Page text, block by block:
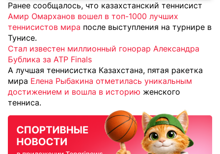
Ранее сообщалось, что казахстанский теннисист
Амир Омарханов вошел в топ-1000 лучших
теннисистов мира после выступления на турнире в
Тунисе.
Стал известен миллионный гонорар Александра
Бублика за ATP Finals
А лучшая теннисистка Казахстана, пятая ракетка
мира Елена Рыбакина отметилась уникальным
достижением и вошла в историю женского
тенниса.